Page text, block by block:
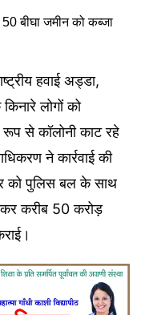
हवाई अड्डा,
लोगों को
से कॉलोनी काट रहे
ने कार्रवाई की
को पुलिस बल के साथ
करीब 50 करोड़